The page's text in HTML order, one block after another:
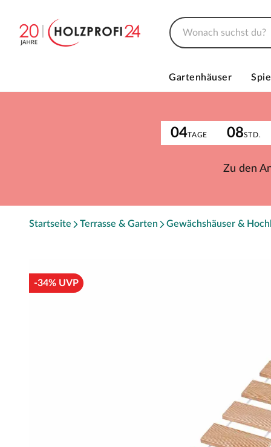
Gartenhäuser
04TAGE 08STD.
Zu den
Startseite Terrasse & Garten Gewächshäuser &
-34% UVP